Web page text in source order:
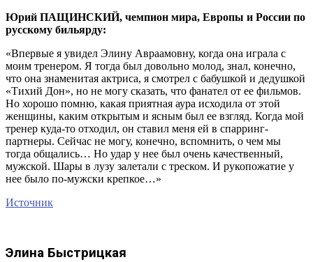
Юрий ПАЩИНСКИЙ, чемпион мира, Европы и России по
русскому бильярду:
«Впервые я увидел Элину Авраамовну, когда она играла с
моим тренером. Я тогда был довольно молод, знал, конечно,
что она знаменитая актриса, я смотрел с бабушкой и дедушкой
«Тихий Дон», но не могу сказать, что фанател от ее фильмов.
Но хорошо помню, какая приятная аура исходила от этой
женщины, каким открытым и ясным был ее взгляд. Когда мой
тренер куда-то отходил, он ставил меня ей в спарринг-
партнеры. Сейчас не могу, конечно, вспомнить, о чем мы
тогда общались… Но удар у нее был очень качественный,
мужской. Шары в лузу залетали с треском. И рукопожатие у
нее было по-мужски крепкое…»
Источник
Элина Быстрицкая